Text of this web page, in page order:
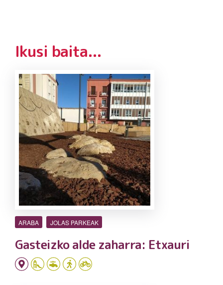
Ikusi baita...
ARABA JOLAS PARKEAK
Gasteizko alde zaharra: Etxauri